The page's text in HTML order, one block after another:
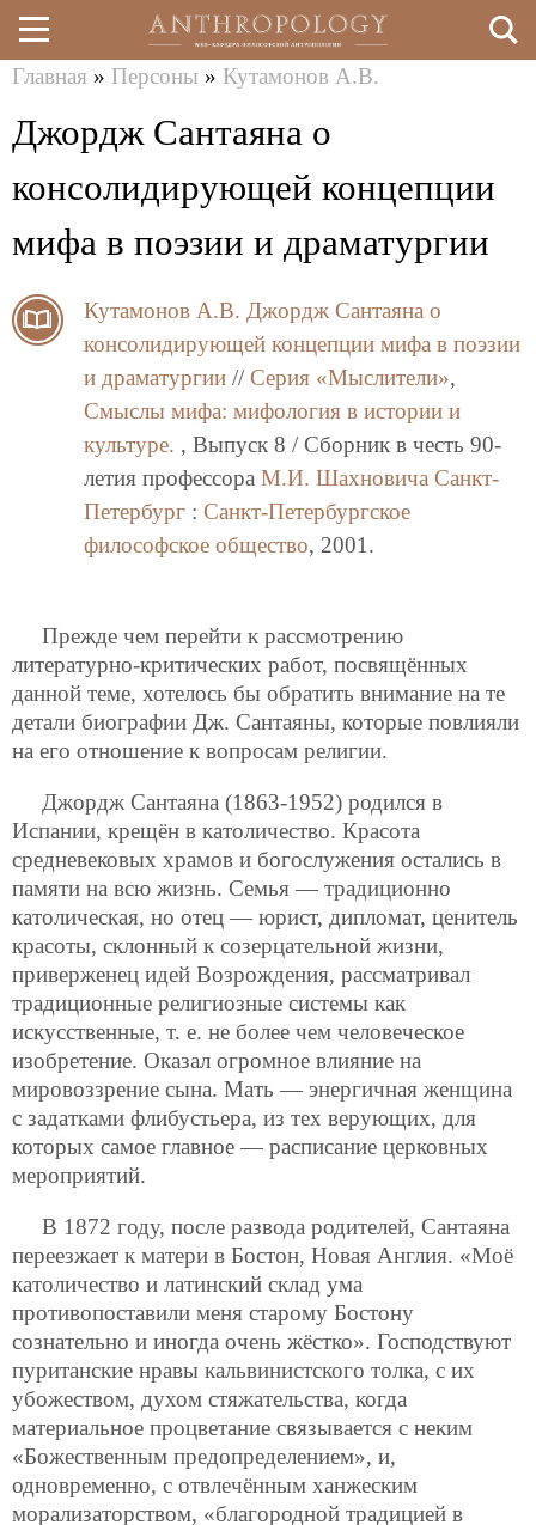
Перейти
к
здесь
Главная » Персоны » Кутамонов А.В.
Джордж Сантаяна о
консолидирующей концепции
мифа в поэзии и драматургии
Кутамонов А.В. Джордж Сантаяна о
консолидирующей концепции мифа в поэзии
и драматургии // Серия «Мыслители»,
Смыслы мифа: мифология в истории и
культуре. , Выпуск 8 / Сборник в честь 90-
летия профессора М.И. Шахновича Санкт-
Петербург : Санкт-Петербургское
философское общество, 2001.
Прежде чем перейти к рассмотрению
литературно-критических работ, посвящённых
данной теме, хотелось бы обратить внимание на те
детали биографии Дж. Сантаяны, которые повлияли
на его отношение к вопросам религии.
Джордж Сантаяна (1863-1952) родился в
Испании, крещён в католичество. Красота
средневековых храмов и богослужения остались в
памяти на всю жизнь. Семья — традиционно
католическая, но отец — юрист, дипломат, ценитель
красоты, склонный к созерцательной жизни,
приверженец идей Возрождения, рассматривал
традиционные религиозные системы как
искусственные, т. е. не более чем человеческое
изобретение. Оказал огромное влияние на
мировоззрение сына. Мать — энергичная женщина
с задатками флибустьера, из тех верующих, для
которых самое главное — расписание церковных
мероприятий.
В 1872 году, после развода родителей, Сантаяна
переезжает к матери в Бостон, Новая Англия. «Моё
католичество и латинский склад ума
противопоставили меня старому Бостону
сознательно и иногда очень жёстко». Господствуют
пуританские нравы кальвинистского толка, с их
убожеством, духом стяжательства, когда
материальное процветание связывается с неким
«Божественным предопределением», и,
одновременно, с отвлечённым ханжеским
морализаторством, «благородной традицией в